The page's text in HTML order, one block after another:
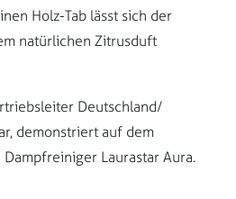
Holz-Tab lässt sich der
natürlichen Zitrusduft
Deutschland/
demonstriert auf dem
Laurastar Aura.